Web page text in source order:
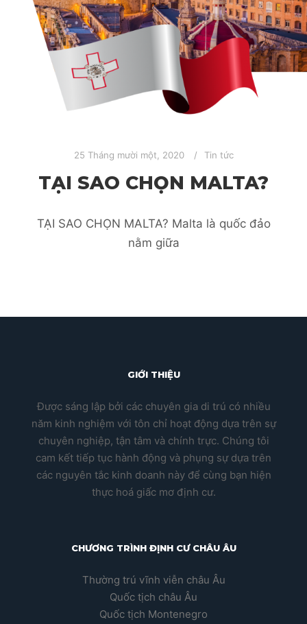
25 Tháng mười một, 2020 Tin tức
TẠI SAO CHỌN MALTA?
TẠI SAO CHỌN MALTA? Malta là quốc đảo
nằm giữa
GIỚI THIỆU
Được sáng lập bởi các chuyên gia di trú có nhiều
năm kinh nghiệm với tôn chỉ hoạt động dựa trên sự
chuyên nghiệp, tận tâm và chính trực. Chúng tôi
cam kết tiếp tục hành động và phụng sự dựa trên
các nguyên tắc kinh doanh này để cùng bạn hiện
thực hoá giấc mơ định cư.
CHƯƠNG TRÌNH ĐỊNH CƯ CHÂU ÂU
Thường trú vĩnh viễn châu Âu
Quốc tịch châu Âu
Quốc tịch Montenegro